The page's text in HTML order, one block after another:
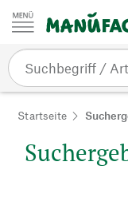
Zum Inhalt springen
Startseite